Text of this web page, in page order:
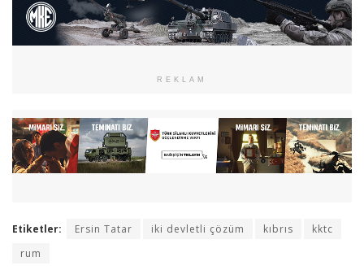
REKLAM
Etiketler: Ersin Tatar iki devletli çözüm kıbrıs
kktc
rum